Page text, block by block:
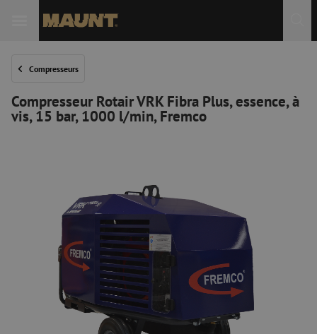
Compresseurs
Compresseur Rotair VRK Fibra Plus, essence, à
vis, 15 bar, 1000 l/min, Fremco